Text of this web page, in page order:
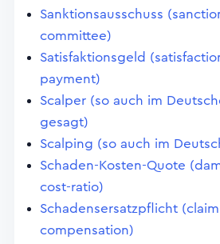
Sanktionsausschuss
committee)
Satisfaktionsgeld
payment)
Scalper (so auch im
gesagt)
Scalping (so auch im
Schaden-Kosten-Quote
cost-ratio)
Schadensersatzpflicht (claim
compensation)